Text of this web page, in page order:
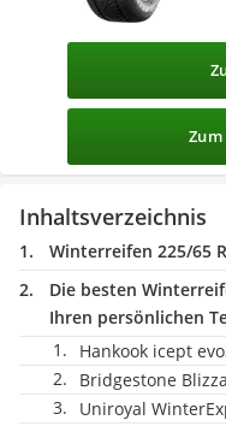
Inhaltsverzeichnis
Winterreifen 225/65
Die besten
Ihren persönlichen
Hankook icept
Bridgestone
Uniroyal